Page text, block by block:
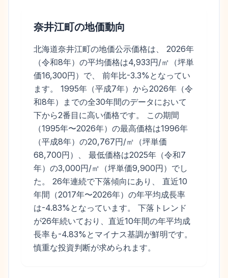
奈井江町の地価動向
北海道奈井江町の地価公示価格は、 2026年
（令和8年）の平均価格は4,933円/㎡（坪単
価16,300円）で、 前年比-3.3%となってい
ます。 1995年（平成7年）から2026年（令
和8年）までの全30年間のデータにおいて
下から2番目に高い価格です。 この期間
（1995年〜2026年）の最高価格は1996年
（平成8年）の20,767円/㎡（坪単価
68,700円）、 最低価格は2025年（令和7
年）の3,000円/㎡（坪単価9,900円）でし
た。 26年連続で下落傾向にあり、 直近10
年間（2017年〜2026年）の年平均成長率
は-4.83%となっています。 下落トレンド
が26年続いており、直近10年間の年平均成
長率も-4.83%とマイナス基調が鮮明です。
慎重な投資判断が求められます。